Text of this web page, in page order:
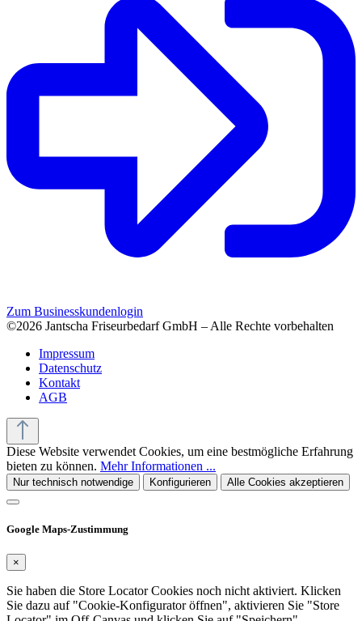
Zum Businesskundenlogin
©2026 Jantscha Friseurbedarf GmbH – Alle Rechte vorbehalten
Impressum
Datenschutz
Kontakt
AGB
Diese Website verwendet Cookies, um eine bestmögliche Erfahrung
bieten zu können. Mehr Informationen ...
Nur technisch notwendige Konfigurieren Alle Cookies akzeptieren
Google Maps-Zustimmung
×
Sie haben die Store Locator Cookies noch nicht aktiviert. Klicken
Sie dazu auf "Cookie-Konfigurator öffnen", aktivieren Sie "Store